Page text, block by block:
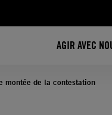
AGIR AVEC
montée de la contestation